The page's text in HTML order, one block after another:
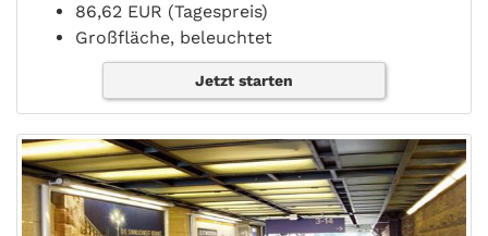
86,62 EUR (Tagespreis)
Großfläche, beleuchtet
Jetzt starten